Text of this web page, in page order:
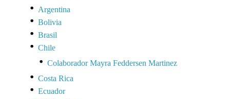
Argentina
Bolivia
Brasil
Chile
Colaborador Mayra Feddersen Martinez
Costa Rica
Ecuador